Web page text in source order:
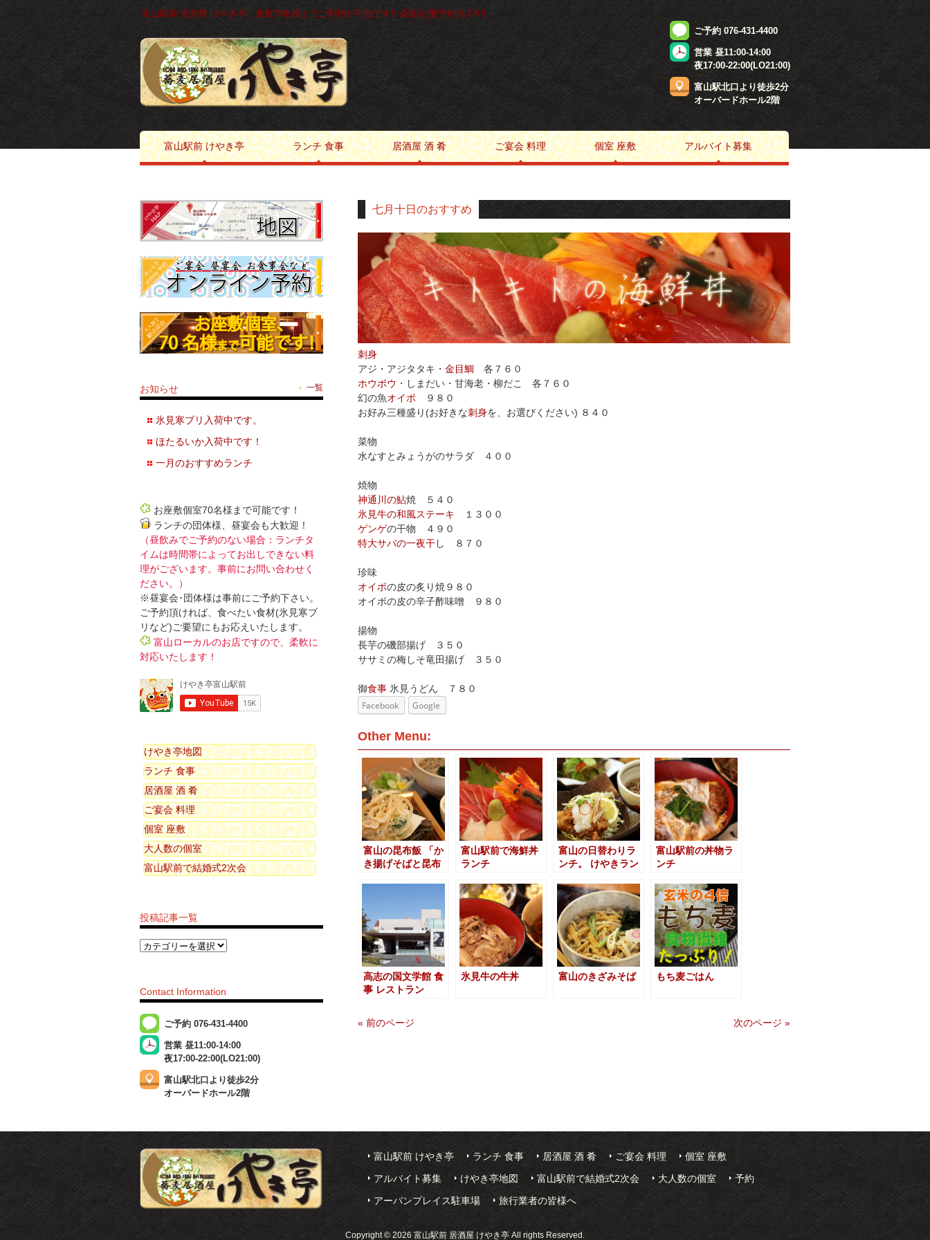
富山駅前 居酒屋 けやき亭：座敷70名様までご利用が可能です!! 昼宴会(要予約)もOK!!
ご予約 076-431-4400
営業 昼11:00-14:00
夜17:00-22:00(LO21:00)
富山駅北口より徒歩2分
オーバードホール2階
富山駅前 けやき亭 ランチ 食事 居酒屋 酒 肴 ご宴会 料理 個室 座敷 アルバイト募集
七月十日のおすすめ
刺身
アジ・アジタタキ・ 金目鯛 各７６０
ホウボウ ・しまだい・甘海老・柳だこ 各７６０
幻の魚オイボ ９８０
お好み三種盛り(お好きな刺身を、お選びください) ８４０
菜物
水なすとみょうがのサラダ ４００
焼物
神通川の鮎焼 ５４０
氷見牛の和風ステーキ １３００
ゲンゲの干物 ４９０
特大サバの一夜干し ８７０
珍味
オイボの皮の炙り焼９８０
オイボの皮の辛子酢味噌 ９８０
揚物
長芋の磯部揚げ ３５０
ササミの梅しそ竜田揚げ ３５０
御食事 氷見うどん ７８０
Facebook Google
Other Menu:
富山の昆布飯 「か
き揚げそばと昆布
富山駅前で海鮮丼
ランチ
富山の日替わりラ
ンチ。 けやきラン
富山駅前の丼物ラ
ンチ
高志の国文学館 食
事 レストラン
氷見牛の牛丼 富山のきざみそば もち麦ごはん
« 前のページ 次のページ »
お知らせ 一覧
氷見寒ブリ入荷中です。
ほたるいか入荷中です！
一月のおすすめランチ
お座敷個室70名様まで可能です！
ランチの団体様、昼宴会も大歓迎！
（昼飲みでご予約のない場合：ランチタ
イムは時間帯によってお出しできない料
理がございます。事前にお問い合わせく
ださい。）
※昼宴会･団体様は事前にご予約下さい。
ご予約頂ければ、食べたい食材(氷見寒ブ
リなど)ご要望にもお応えいたします。
富山ローカルのお店ですので、柔軟に
対応いたします！
けやき亭地図
ランチ 食事
居酒屋 酒 肴
ご宴会 料理
個室 座敷
大人数の個室
富山駅前で結婚式2次会
投稿記事一覧
Contact Information
ご予約 076-431-4400
営業 昼11:00-14:00
夜17:00-22:00(LO21:00)
富山駅北口より徒歩2分
オーバードホール2階
富山駅前 けやき亭 ランチ 食事 居酒屋 酒 肴 ご宴会 料理 個室 座敷
アルバイト募集 けやき亭地図 富山駅前で結婚式2次会 大人数の個室 予約
アーバンプレイス駐車場 旅行業者の皆様へ
Copyright © 2026 富山駅前 居酒屋 けやき亭 All rights Reserved.